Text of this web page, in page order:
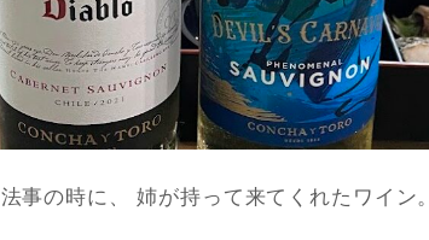
法事の時に、 姉が持って来てくれたワイン。